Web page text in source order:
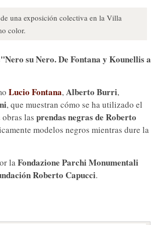
una exposición colectiva en la Villa
color.
"Nero su Nero. De Fontana y Kounellis a
Lucio Fontana,Alberto Burri,
, que muestran cómo se ha utilizado el
las prendas negras de Roberto
modelos negros mientras dure la
laFondazione Parchi Monumentali
Roberto Capucci.